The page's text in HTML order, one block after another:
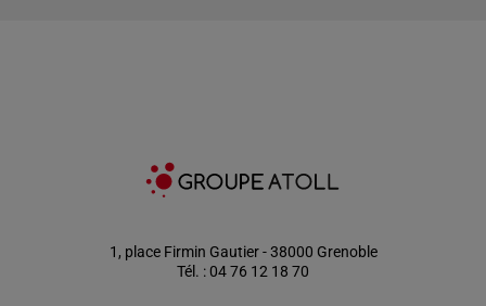
1, place Firmin Gautier - 38000 Grenoble
Tél. : 04 76 12 18 70